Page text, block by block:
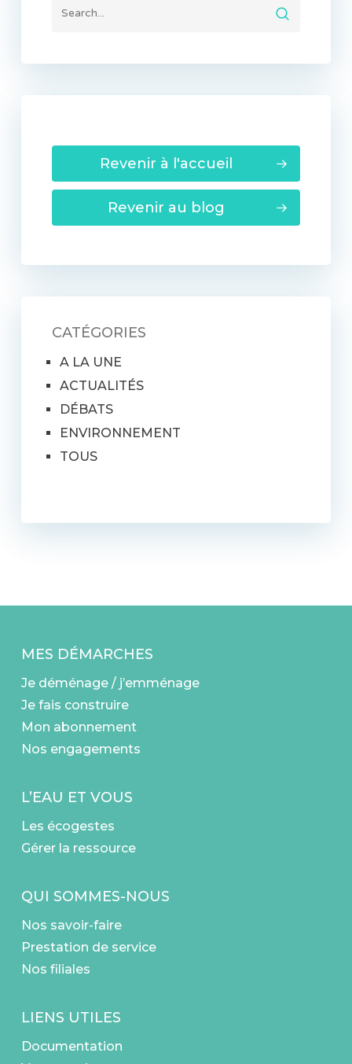
Revenir à l'accueil
Revenir au blog
CATÉGORIES
A LA UNE
ACTUALITÉS
DÉBATS
ENVIRONNEMENT
TOUS
MES DÉMARCHES
Je déménage / j’emménage
Je fais construire
Mon abonnement
Nos engagements
L’EAU ET VOUS
Les écogestes
Gérer la ressource
QUI SOMMES-NOUS
Nos savoir-faire
Prestation de service
Nos filiales
LIENS UTILES
Documentation